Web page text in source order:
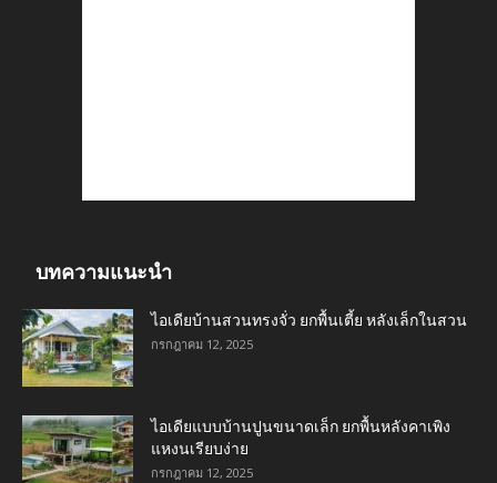
บทความแนะนำ
ไอเดียบ้านสวนทรงจั่ว ยกพื้นเตี้ย หลังเล็กในสวน
กรกฎาคม 12, 2025
ไอเดียแบบบ้านปูนขนาดเล็ก ยกพื้นหลังคาเพิง
แหงนเรียบง่าย
กรกฎาคม 12, 2025